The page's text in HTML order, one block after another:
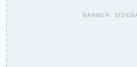
BANNER: